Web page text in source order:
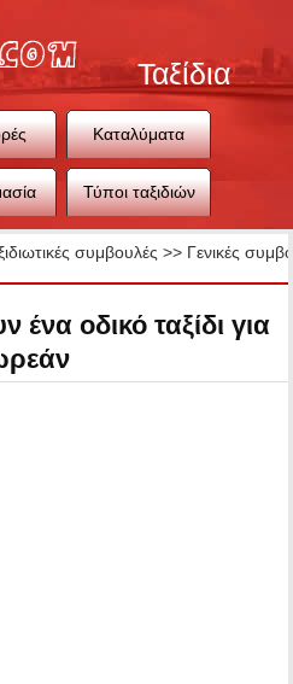
Ταξίδια
Καταλύματα
Τύποι ταξιδιών
συμβουλές >> Γενικές
οδικό ταξίδι για